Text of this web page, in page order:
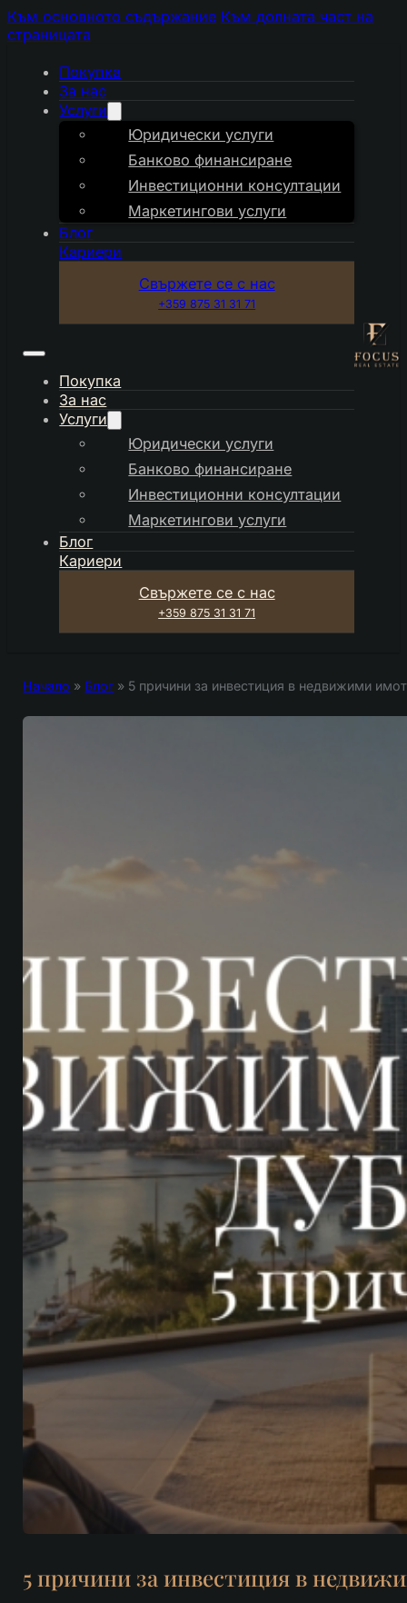
Към основното съдържание Към долната част на
страницата
Покупка
За нас
Услуги
Юридически услуги
Банково финансиране
Инвестиционни консултации
Маркетингови услуги
Блог
Кариери
Свържете се с нас
+359 875 31 31 71
Покупка
За нас
Услуги
Юридически услуги
Банково финансиране
Инвестиционни консултации
Маркетингови услуги
Блог
Кариери
Свържете се с нас
+359 875 31 31 71
Начало » Блог » 5 причини за инвестиция в недвижими
5 причини за инвестиция в